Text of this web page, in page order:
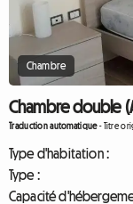
Chambre
Chambre double
Traduction automatique-Titre
Type d'habitation :
Type :
Capacité